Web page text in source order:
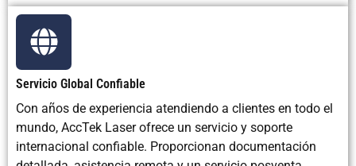
Servicio Global Confiable
Con años de experiencia atendiendo a clientes en todo el
mundo, AccTek Laser ofrece un servicio y soporte
internacional confiable. Proporcionan documentación